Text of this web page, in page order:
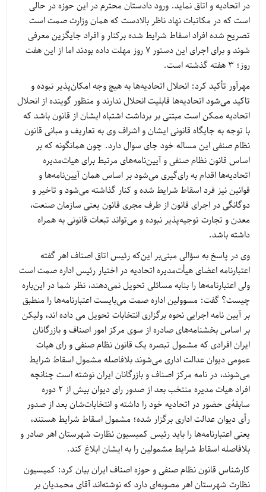
در اتحادیه و اتاق نماید. ورود دادستان محترم در این حوزه در حالی
است که در مکاتبات نهاد ناظر بالادست که همان وزارت صمت است
تصریح شده افراد اسقاط شرایط شده برکنار و افراد جایگزین معرفی
شوند و برای اجرای این دستور ۷ روز مهلت داده بودند اما از این هفت
روز؛ ۳ هفته گذشته است.
مهرآور تأکید کرد: انحلال اتحادیه‌ها به هیچ وجه امکان‌پذیر نبوده و
تاکید می‌شود اتحادیه‌ها قابلیت انحلال ندارند و منظور گوینده از انحلال
اتحادیه ممکن است مبتنی بر برداشت اشتباه ایشان از قانون باشد که
با توجه به جایگاه قانونی ایشان و اشراف وی به تعاریف و مبانی قانون
نظام صنفی این مساله خود جای سوال دارد. چون همانگونه که بر
اساس قانون نظام صنفی و آیین‌نامه‌های مرتبط برای هیات‌مدیره
اتحادیه‌ها اقدام به رای‌گیری می‌شود بر اساس همان آیین‌نامه‌ها و
قوانین نیز فرد اسقاط شرایط شده و کنار گذاشته می‌شود و تاخیر و
دوگانگی در اجرای قانون از طرف مجری قانون یعنی سازمان صنعت،
معدن و تجارت توجیه‌پذیر نبوده و می‌تواند تبعات قانونی به همراه
داشته باشد.
وی در پاسخ به سؤالی مبنی‌بر این‌که رئیس اتاق اصناف اهر گفته
اعتبارنامه اعضای هیأت‌مدیره اتحادیه در اختیار رئیس اداره صمت است
ولی اعتبارنامه‌ها را بنابه مسائلی تحویل نمی‌دهند، نظر شما در این‌باره
چیست؟ گفت: مسوولین اداره صمت می‌بایست اعتبارنامه‌ها را منطبق
بر آیین نامه اجرایی نحوه برگزاری انتخابات تحویل می داده اند، ولیکن
بر اساس بخشنامه‌های صادره از سوی مرکز امور اصناف و بازرگانان
ایران افرادی که مشمول تبصره یک قانون نظام صنفی و رای هیات
عمومی دیوان عدالت اداری می‌شوند بلافاصله مشمول اسقاط شرایط
می‌شوند، در نامه مرکز اصناف و بازرگانان ایران نوشته است چنانچه
افراد هیات مدیره منتخب بعد از صدور رای دیوان بیش از ۲ دوره
سابقهٔ‌ی حضور در اتحادیه خود را داشته و انتخابات‌شان بعد از صدور
رأی دیوان عدالت اداری برگزار شده؛ مشمول اسقاط شرایط هستند،
یعنی اعتبارنامه‌ها را باید رئیس کمیسیون نظارت شهرستان اهر صادر و
بلافاصله اسقاط شرایط مشمولین را به ایشان ابلاغ کند.
کارشناس قانون نظام صنفی و حوزه اصناف ایران بیان کرد: کمیسیون
نظارت شهرستان اهر مصوبه‌ای دارد که نوشته‌اند آقای محمدیان بر